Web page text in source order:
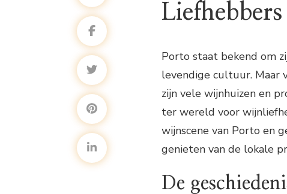
Liefhebbers
Porto staat bekend om
levendige cultuur. Maar
zijn vele wijnhuizen en
ter wereld voor
wijnscene van Porto en
genieten van de lokale
De